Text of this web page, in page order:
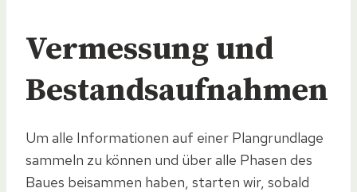
Vermessung und
Bestandsaufnahmen
Um alle Informationen auf einer Plangrundlage
sammeln zu können und über alle Phasen des
Baues beisammen haben, starten wir, sobald